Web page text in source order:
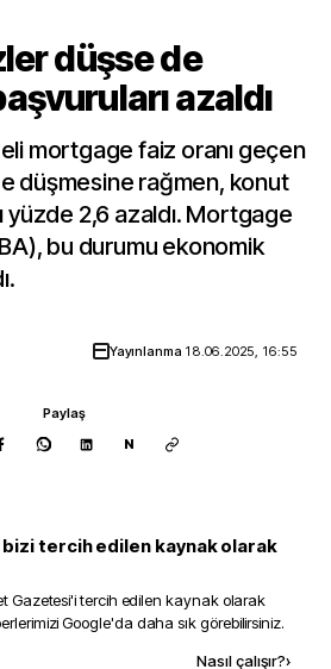
düşse de
azaldı
mortgage faiz oranı geçen
düşmesine rağmen, konut
yüzde 2,6 azaldı. Mortgage
bu durumu ekonomik
Yayınlanma 18.06.2025, 16:55
Paylaş
N
tercih edilen kaynak olarak
Gazetesi'i tercih edilen kaynak olarak
Google'da daha sık görebilirsiniz.
Nasıl çalışır?›